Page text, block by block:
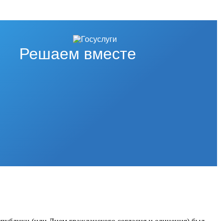
Решаем вместе